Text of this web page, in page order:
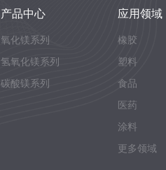
产品中心
氧化镁系列
氢氧化镁系列
碳酸镁系列
应用领域
橡胶
塑料
食品
医药
涂料
更多领域